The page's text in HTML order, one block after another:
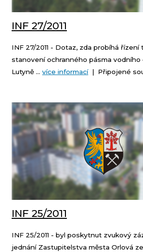
INF 27/2011
INF 27/2011 - Dotaz, zda probíhá řízení
stanovení ochranného pásma vodního
Lutyně ... více informací| Připojené
INF 25/2011
INF 25/2011 - byl poskytnut zvukový
jednání Zastupitelstva města Orlová ze